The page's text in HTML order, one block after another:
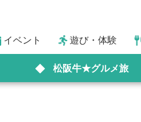
イベント 遊び・体験
松阪牛★グルメ旅